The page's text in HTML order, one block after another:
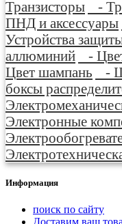
Транзисторы
-
ПНД и аксессуары
Устройства
аллюминий
-
Цвет шампань
-
боксы
Электронные
Информация
поиск по сайту
Доставим ваш